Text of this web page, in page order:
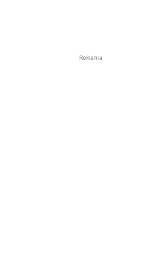
Reklama